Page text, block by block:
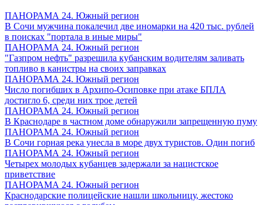
ПАНОРАМА 24. Южный регион
В Сочи мужчина покалечил две иномарки на 420 тыс. рублей
в поисках "портала в иные миры"
ПАНОРАМА 24. Южный регион
"Газпром нефть" разрешила кубанским водителям заливать
топливо в канистры на своих заправках
ПАНОРАМА 24. Южный регион
Число погибших в Архипо-Осиповке при атаке БПЛА
достигло 6, среди них трое детей
ПАНОРАМА 24. Южный регион
В Краснодаре в частном доме обнаружили запрещенную пуму
ПАНОРАМА 24. Южный регион
В Сочи горная река унесла в море двух туристов. Один погиб
ПАНОРАМА 24. Южный регион
Четырех молодых кубанцев задержали за нацистское
приветствие
ПАНОРАМА 24. Южный регион
Краснодарские полицейские нашли школьницу, жестоко